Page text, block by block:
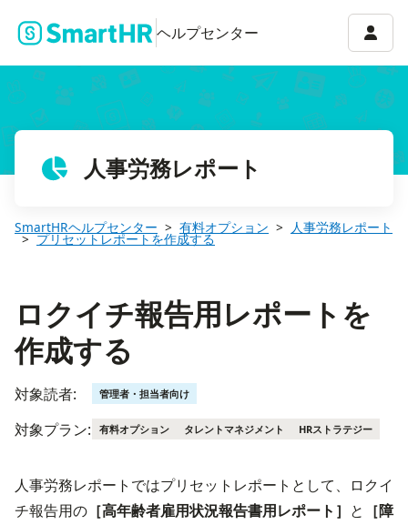
ヘルプセンター アカ
人事労務レポート
SmartHRヘルプセンター 有料オプション 人事労務レポート
プリセットレポートを作成する
ロクイチ報告用レポートを
作成する
対象読者: 管理者・担当者向け
対象プラン: 有料オプション タレントマネジメント HRストラテジー
人事労務レポートではプリセットレポートとして、ロクイ
チ報告用の ［高年齢者雇用状況報告書用レポート］ と ［障